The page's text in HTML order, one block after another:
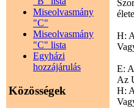
Miseolvasmány
"C"
Miseolvasmány
"C" lista
Egyházi
hozzájárulás
Közösségek
H:
E:
Az
H: